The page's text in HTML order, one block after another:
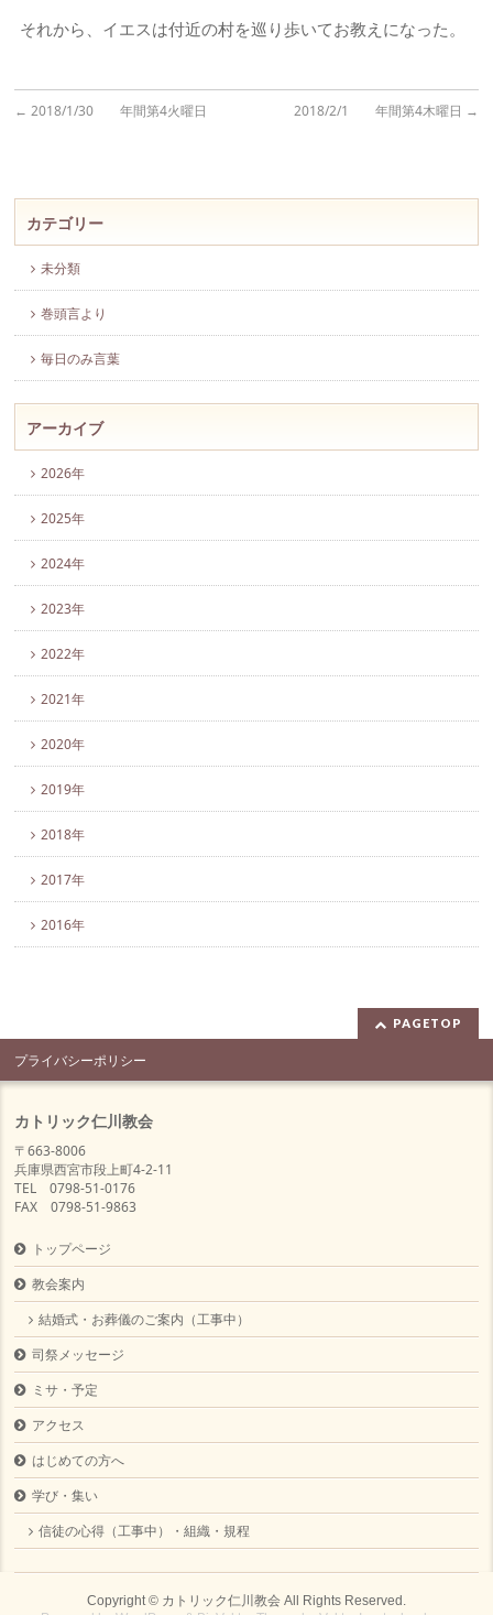
それから、イエスは付近の村を巡り歩いてお教えになった。
← 2018/1/30 年間第4火曜日 2018/2/1 年間第4木曜日 →
カテゴリー
未分類
巻頭言より
毎日のみ言葉
アーカイブ
2026年
2025年
2024年
2023年
2022年
2021年
2020年
2019年
2018年
2017年
2016年
PAGETOP
プライバシーポリシー
カトリック仁川教会
〒663-8006
兵庫県西宮市段上町4-2-11
TEL 0798-51-0176
FAX 0798-51-9863
トップページ
教会案内
結婚式・お葬儀のご案内（工事中）
司祭メッセージ
ミサ・予定
アクセス
はじめての方へ
学び・集い
信徒の心得（工事中）・組織・規程
Copyright © カトリック仁川教会All Rights Reserved.